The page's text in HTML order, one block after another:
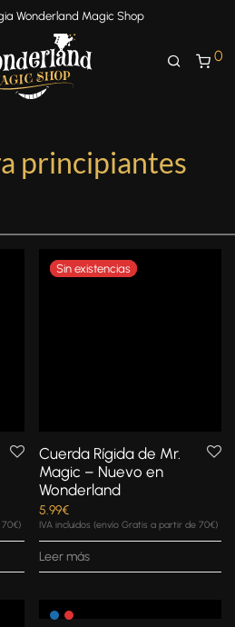
Wonderland Magic Shop
0
principiantes
Cuerda Rígida de Mr.
Magic – Nuevo en
Wonderland
5.99€
IVA incluidos (envío Gratis a partir de 70€)
Leer más